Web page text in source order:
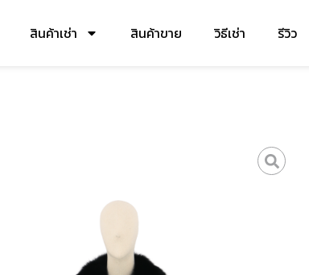
สินค้าเช่า สินค้าขาย วิธีเช่า รีวิว